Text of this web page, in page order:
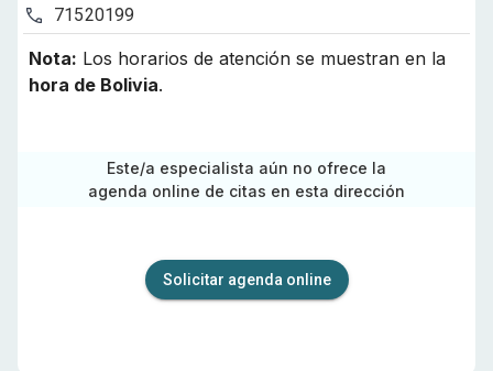
71520199
Nota: Los horarios de atención se muestran en la
hora de Bolivia.
Este/a especialista aún no ofrece la
agenda online de citas en esta dirección
Solicitar agenda online